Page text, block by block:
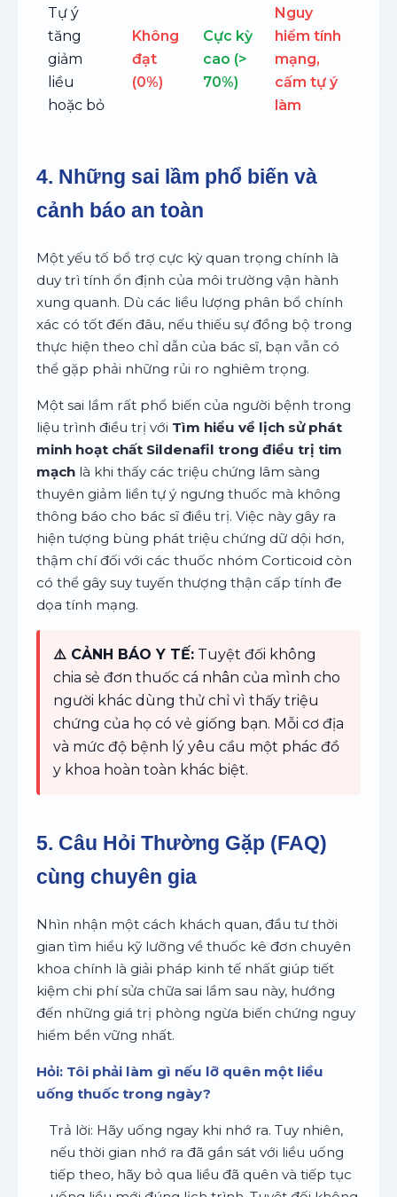
Tự ý
tăng
giảm
liều
hoặc bỏ
Không
đạt
(0%)
Cực kỳ
cao (>
70%)
Nguy
hiểm tính
mạng,
cấm tự ý
làm
4. Những sai lầm phổ biến và
cảnh báo an toàn
Một yếu tố bổ trợ cực kỳ quan trọng chính là
duy trì tính ổn định của môi trường vận hành
xung quanh. Dù các liều lượng phân bổ chính
xác có tốt đến đâu, nếu thiếu sự đồng bộ trong
thực hiện theo chỉ dẫn của bác sĩ, bạn vẫn có
thể gặp phải những rủi ro nghiêm trọng.
Một sai lầm rất phổ biến của người bệnh trong
liệu trình điều trị với Tìm hiểu về lịch sử phát
minh hoạt chất Sildenafil trong điều trị tim
mạch là khi thấy các triệu chứng lâm sàng
thuyên giảm liền tự ý ngưng thuốc mà không
thông báo cho bác sĩ điều trị. Việc này gây ra
hiện tượng bùng phát triệu chứng dữ dội hơn,
thậm chí đối với các thuốc nhóm Corticoid còn
có thể gây suy tuyến thượng thận cấp tính đe
dọa tính mạng.
⚠️ CẢNH BÁO Y TẾ: Tuyệt đối không
chia sẻ đơn thuốc cá nhân của mình cho
người khác dùng thử chỉ vì thấy triệu
chứng của họ có vẻ giống bạn. Mỗi cơ địa
và mức độ bệnh lý yêu cầu một phác đồ
y khoa hoàn toàn khác biệt.
5. Câu Hỏi Thường Gặp (FAQ)
cùng chuyên gia
Nhìn nhận một cách khách quan, đầu tư thời
gian tìm hiểu kỹ lưỡng về thuốc kê đơn chuyên
khoa chính là giải pháp kinh tế nhất giúp tiết
kiệm chi phí sửa chữa sai lầm sau này, hướng
đến những giá trị phòng ngừa biến chứng nguy
hiểm bền vững nhất.
Hỏi: Tôi phải làm gì nếu lỡ quên một liều
uống thuốc trong ngày?
Trả lời: Hãy uống ngay khi nhớ ra. Tuy nhiên,
nếu thời gian nhớ ra đã gần sát với liều uống
tiếp theo, hãy bỏ qua liều đã quên và tiếp tục